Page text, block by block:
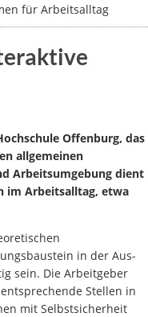
für Arbeitsalltag
Offenburg, das
allgemeinen
Arbeitsumgebung dient
im Arbeitsalltag, etwa
in der Aus-
sein. Die Arbeitgeber
Stellen in
mit Selbstsicherheit